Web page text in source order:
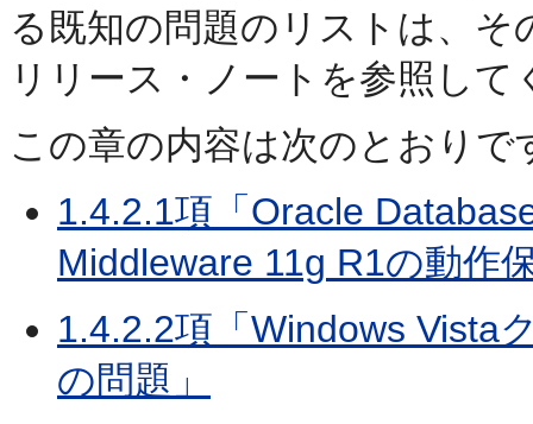
る既知の問題のリストは、
リリース・ノートを参照して
この章の内容は次のとおりで
1.4.2.1項「Oracle
Middleware 11g R1の動作
1.4.2.2項「Windows Vista
の問題」